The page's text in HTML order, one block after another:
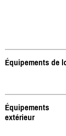
Équipements de
Équipements
extérieur